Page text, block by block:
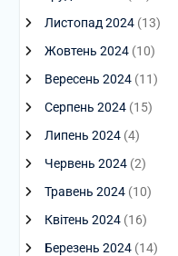
Листопад 2024(13)
Жовтень 2024(10)
Вересень 2024(11)
Серпень 2024(15)
Липень 2024(4)
Червень 2024(2)
Травень 2024(10)
Квітень 2024(16)
Березень 2024(14)